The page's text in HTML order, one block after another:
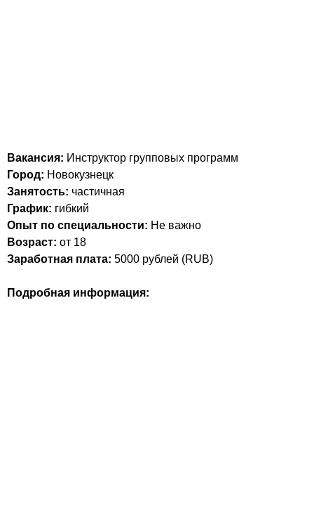
Вакансия: Инструктор групповых программ
Город: Новокузнецк
Занятость: частичная
График: гибкий
Опыт по специальности: Не важно
Возраст: от 18
Заработная плата: 5000 рублей (RUB)
Подробная информация: